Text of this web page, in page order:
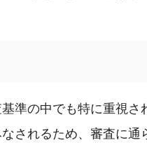
準の中でも特に重視さ
されるため、審査に通